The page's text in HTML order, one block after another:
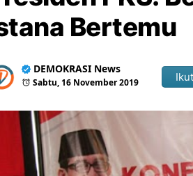
Bertemu
DEMOKRASI News
Sabtu, 16 November 2019